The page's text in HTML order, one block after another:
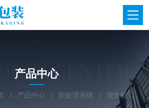
CENTER
产品中心
产品中心 前处理系统 混合机